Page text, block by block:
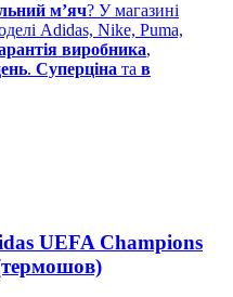
м’яч? У магазині
Adidas, Nike, Puma,
виробника,
. Суперціна та в
UEFA Champions